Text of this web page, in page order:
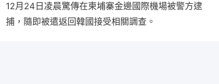
12月24日凌晨驚傳在柬埔寨金邊國際機場被警方逮
捕，隨即被遣返回韓國接受相關調查。